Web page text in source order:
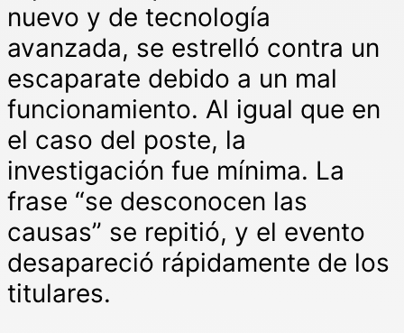
nuevo y de tecnología
avanzada, se estrelló contra un
escaparate debido a un mal
funcionamiento. Al igual que en
el caso del poste, la
investigación fue mínima. La
frase “se desconocen las
causas” se repitió, y el evento
desapareció rápidamente de los
titulares.